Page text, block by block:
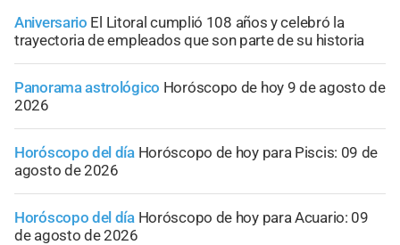
Aniversario El Litoral cumplió 108 años y celebró la
trayectoria de empleados que son parte de su historia
Panorama astrológico Horóscopo de hoy 9 de agosto de
2026
Horóscopo del día Horóscopo de hoy para Piscis: 09 de
agosto de 2026
Horóscopo del día Horóscopo de hoy para Acuario: 09
de agosto de 2026